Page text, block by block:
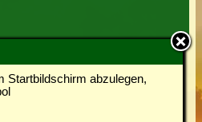
Startbildschirm abzulegen,